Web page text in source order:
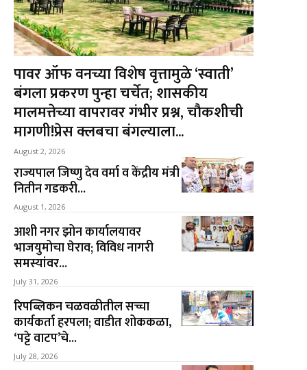
पावर ऑफ वनच्या विशेष वृत्तामुळे ‘स्वाती’
बंगला प्रकरण पुन्हा चर्चेत; शासकीय
मालमत्तेच्या वापरावर गंभीर प्रश्न, चौकशीची
मागणी!प्रेस क्लबचा बंगल्याला...
August 2, 2026
राज्यपाल जिष्णु देव वर्मा व केंद्रीय मंत्री
नितीन गडकरी...
August 1, 2026
आशी नगर झोन कार्यालयावर
भाजयुमोचा घेराव; विविध नागरी
समस्यांवर...
July 31, 2026
रिपब्लिकन चळवळीतील सच्चा
कार्यकर्ता हरपला; वाडीत शोककळा,
‘पट्टे वाटप’चे...
July 28, 2026